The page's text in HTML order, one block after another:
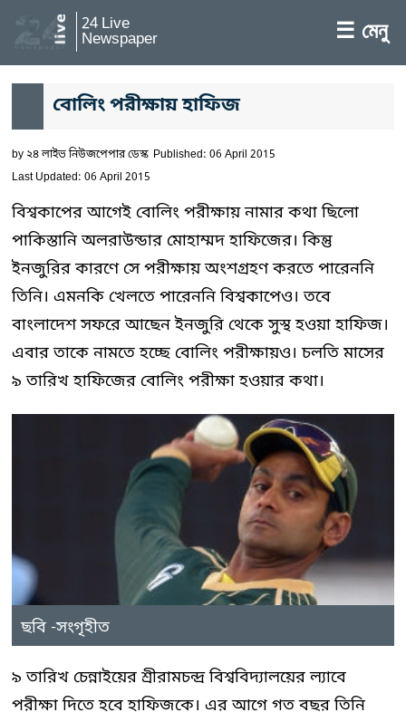
24 Live
Newspaper ☰ মেনু
বোলিং পরীক্ষায় হাফিজ
by২৪ লাইভ নিউজপেপার ডেস্ক Published: 06 April 2015
Last Updated: 06 April 2015
বিশ্বকাপের আগেই বোলিং পরীক্ষায় নামার কথা ছিলো
পাকিস্তানি অলরাউন্ডার মোহাম্মদ হাফিজের। কিন্তু
ইনজুরির কারণে সে পরীক্ষায় অংশগ্রহণ করতে পারেননি
তিনি। এমনকি খেলতে পারেননি বিশ্বকাপেও। তবে
বাংলাদেশ সফরে আছেন ইনজুরি থেকে সুস্থ হওয়া হাফিজ।
এবার তাকে নামতে হচ্ছে বোলিং পরীক্ষায়ও। চলতি মাসের
৯ তারিখ হাফিজের বোলিং পরীক্ষা হওয়ার কথা।
ছবি -সংগৃহীত
৯ তারিখ চেন্নাইয়ের শ্রীরামচন্দ্র বিশ্ববিদ্যালয়ের ল্যাবে
পরীক্ষা দিতে হবে হাফিজকে। এর আগে গত বছর তিনি